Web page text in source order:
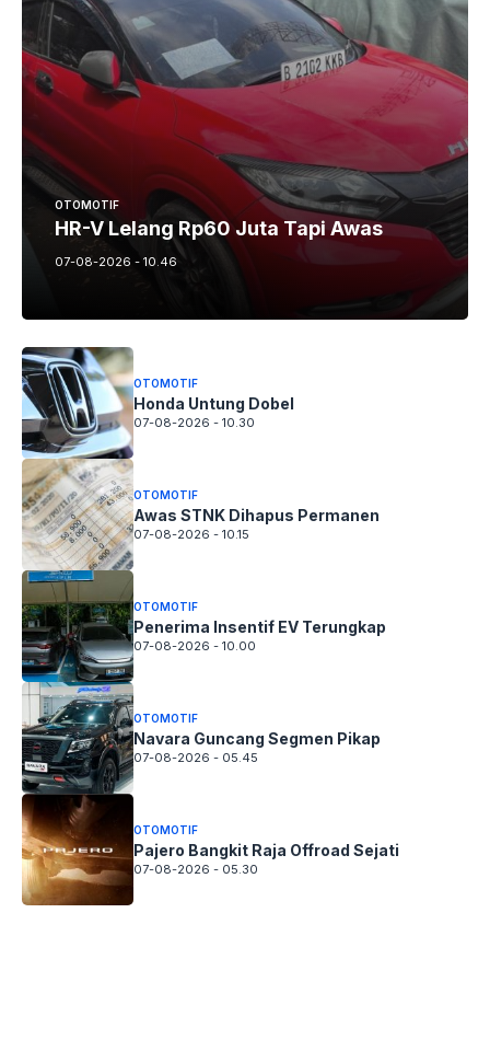
OTOMOTIF
HR-V Lelang Rp60 Juta Tapi Awas
07-08-2026 - 10.46
OTOMOTIF
Honda Untung Dobel
07-08-2026 - 10.30
OTOMOTIF
Awas STNK Dihapus Permanen
07-08-2026 - 10.15
OTOMOTIF
Penerima Insentif EV Terungkap
07-08-2026 - 10.00
OTOMOTIF
Navara Guncang Segmen Pikap
07-08-2026 - 05.45
OTOMOTIF
Pajero Bangkit Raja Offroad Sejati
07-08-2026 - 05.30